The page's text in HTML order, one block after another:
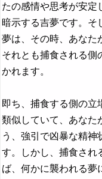
たの感情や思考が安定
暗示する吉夢です。そ
夢は、その時、あなた
それとも捕食される側
かれます。
即ち、捕食する側の立
類似していて、あなた
う、強引で凶暴な精神
す。しかし、捕食され
ば、何かに襲われる夢